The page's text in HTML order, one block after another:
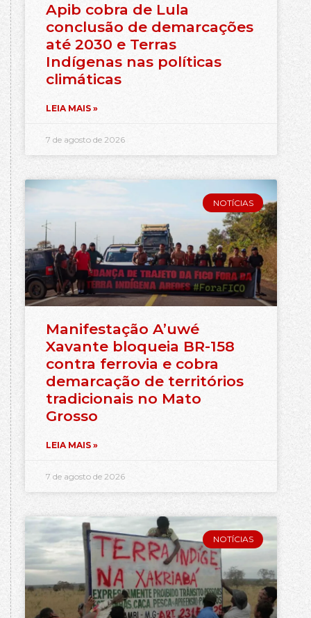
Apib cobra de Lula
conclusão de demarcações
até 2030 e Terras
Indígenas nas políticas
climáticas
LEIA MAIS »
7 de agosto de 2026
NOTÍCIAS
Manifestação A’uwé
Xavante bloqueia BR-158
contra ferrovia e cobra
demarcação de territórios
tradicionais no Mato
Grosso
LEIA MAIS »
7 de agosto de 2026
NOTÍCIAS